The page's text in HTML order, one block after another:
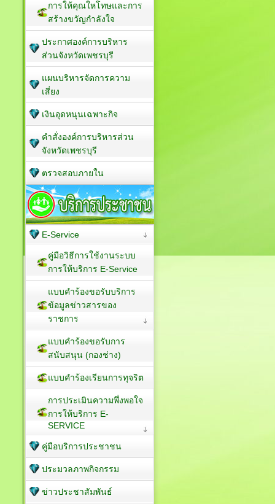
การให้คุณใหโทษและการ
สร้างขวัญกำลังใจ
ประกาศองค์การบริหาร
ส่วนจังหวัดเพชรบุรี
แผนบริหารจัดการความ
เสี่ยง
เงินอุดหนุนเฉพาะกิจ
คำสั่งองค์การบริหารส่วน
จังหวัดเพชรบุรี
ตรวจสอบภายใน
E-Service
คู่มือวิธีการใช้งานระบบ
การให้บริการ E-Service
แบบคำร้องขอรับบริการ
ข้อมูลข่าวสารของ
ราชการ
แบบคำร้องขอรับการ
สนับสนุน (กองช่าง)
แบบคำร้องเรียนการทุจริต
การประเมินความพึ่งพอใจ
การให้บริการ E-
SERVICE
คู่มือบริการประชาชน
ประมวลภาพกิจกรรม
ข่าวประชาสัมพันธ์